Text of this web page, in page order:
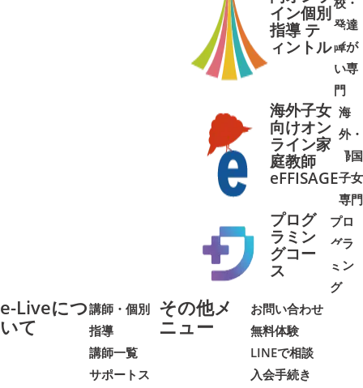
イン個別
指導 テ
ィントル
発達
障が
い専
門
➜➜
海外子女
向けオン
ライン家
庭教師
eFFISAGE
海
外・
帰国
子女
専門
➜➜
プログ
ラミン
グコー
ス
プロ
グラ
ミン
グ
➜➜
e-Liveにつ
いて
講師・個別
指導
講師一覧
サポートス
その他メ
ニュー
お問い合わせ
無料体験
LINEで相談
入会手続き